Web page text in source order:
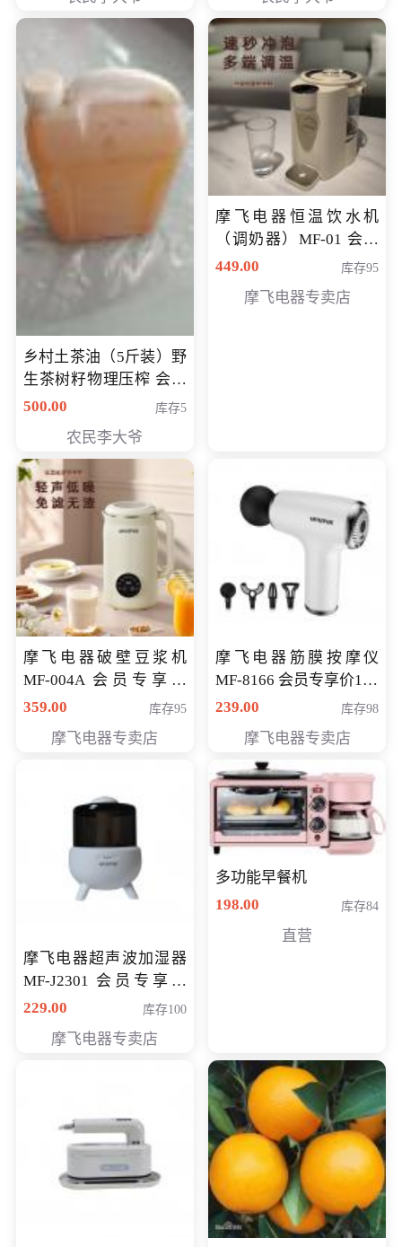
乡村土茶油（5斤装）野
生茶树籽物理压榨 会员
专享价400元
500.00 库存5
农民李大爷
摩飞电器恒温饮水机
（调奶器）MF-01 会员
专享价366元
449.00 库存95
摩飞电器专卖店
摩飞电器破壁豆浆机
MF-004A 会员专享价
168元
359.00 库存95
摩飞电器专卖店
摩飞电器筋膜按摩仪
MF-8166 会员专享价168
元
239.00 库存98
摩飞电器专卖店
摩飞电器超声波加湿器
MF-J2301 会员专享价
168元
229.00 库存100
摩飞电器专卖店
多功能早餐机
198.00
库存84
直营